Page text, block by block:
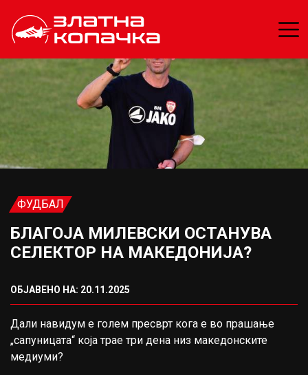
ФУДБАЛ
БЛАГОЈА МИЛЕВСКИ ОСТАНУВА
СЕЛЕКТОР НА МАКЕДОНИЈА?
ОБЈАВЕНО НА: 20.11.2025
Дали навидум е голем пресврт кога е во прашање
„сапуницата“ која трае три дена низ македонските
медиуми?